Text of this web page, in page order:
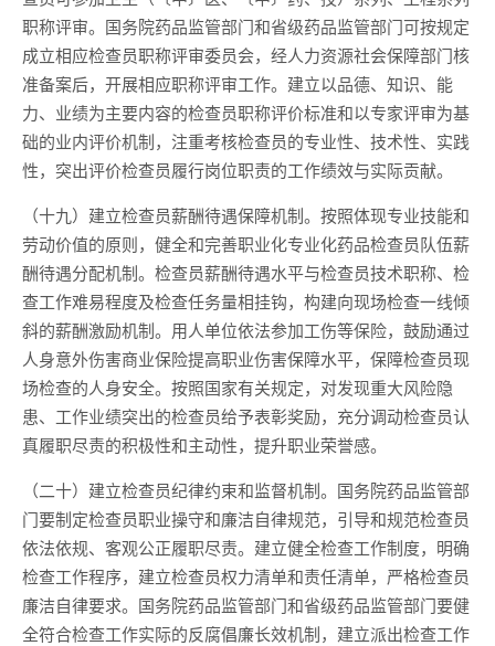
职称评审。国务院药品监管部门和省级药品监管部门可按规定
成立相应检查员职称评审委员会，经人力资源社会保障部门核
准备案后，开展相应职称评审工作。建立以品德、知识、能
力、业绩为主要内容的检查员职称评价标准和以专家评审为基
础的业内评价机制，注重考核检查员的专业性、技术性、实践
性，突出评价检查员履行岗位职责的工作绩效与实际贡献。
（十九）建立检查员薪酬待遇保障机制。按照体现专业技能和
劳动价值的原则，健全和完善职业化专业化药品检查员队伍薪
酬待遇分配机制。检查员薪酬待遇水平与检查员技术职称、检
查工作难易程度及检查任务量相挂钩，构建向现场检查一线倾
斜的薪酬激励机制。用人单位依法参加工伤等保险，鼓励通过
人身意外伤害商业保险提高职业伤害保障水平，保障检查员现
场检查的人身安全。按照国家有关规定，对发现重大风险隐
患、工作业绩突出的检查员给予表彰奖励，充分调动检查员认
真履职尽责的积极性和主动性，提升职业荣誉感。
（二十）建立检查员纪律约束和监督机制。国务院药品监管部
门要制定检查员职业操守和廉洁自律规范，引导和规范检查员
依法依规、客观公正履职尽责。建立健全检查工作制度，明确
检查工作程序，建立检查员权力清单和责任清单，严格检查员
廉洁自律要求。国务院药品监管部门和省级药品监管部门要健
全符合检查工作实际的反腐倡廉长效机制，建立派出检查工作